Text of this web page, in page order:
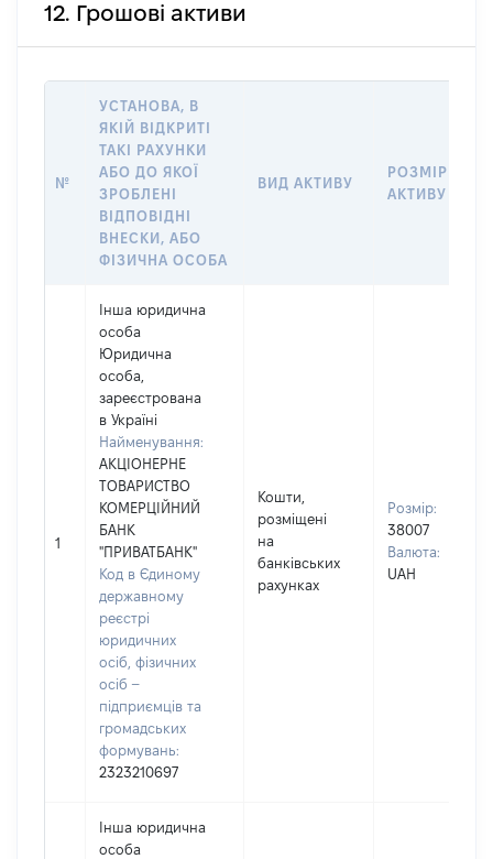
12. Грошові активи
№
УСТАНОВА, В
ЯКІЙ ВІДКРИТІ
ТАКІ РАХУНКИ
АБО ДО ЯКОЇ
ЗРОБЛЕНІ
ВІДПОВІДНІ
ВНЕСКИ, АБО
ФІЗИЧНА ОСОБА
ВИД АКТИВУ
РОЗМІР
АКТИВУ
1
Інша юридична
особа
Юридична
особа,
зареєстрована
в Україні
Найменування:
АКЦІОНЕРНЕ
ТОВАРИСТВО
КОМЕРЦІЙНИЙ
БАНК
"ПРИВАТБАНК"
Код в Єдиному
державному
реєстрі
юридичних
осіб, фізичних
осіб –
підприємців та
громадських
формувань:
2323210697
Кошти,
розміщені
на
банківських
рахунках
Розмір:
38007
Валюта:
UAH
Інша юридична
особа